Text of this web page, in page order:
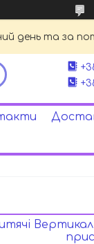
день та за